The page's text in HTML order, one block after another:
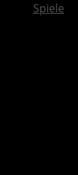
Spiele